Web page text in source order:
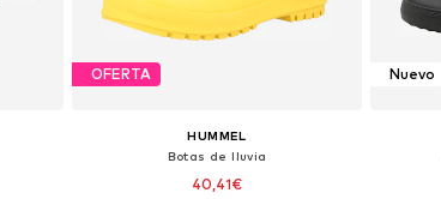
OFERTA
HUMMEL
Botas de lluvia
40,41€
Nuevo